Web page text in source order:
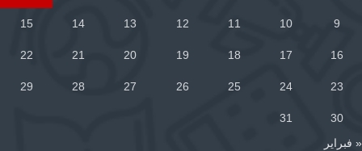
9
10
11
12
13
14
15
16
17
18
19
20
21
22
23
24
25
26
27
28
29
30
31
« فبراير